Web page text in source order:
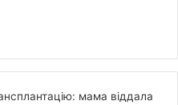
мама віддала